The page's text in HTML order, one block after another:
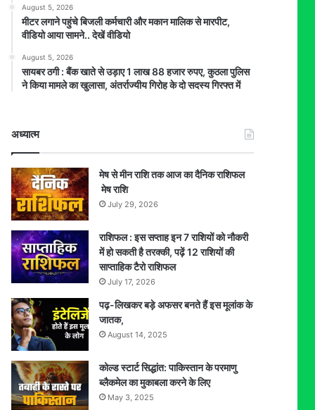
August 5, 2026
मीटर लगाने पहुंचे बिजली कर्मचारी और मकान मालिक से मारपीट,
वीडियो आया सामने.. देखें वीडियो
August 5, 2026
सायबर ठगी : बैंक खाते से उड़ाए 1 लाख 88 हजार रुपए, कुठला पुलिस
ने किया मामले का खुलासा, अंतर्राज्यीय गिरोह के दो सदस्य गिरफ्त में
अध्यात्म
मेष से मीन राशि तक आज का दैनिक राशिफल
मेष राशि
July 29, 2026
राशिफल : इस सप्ताह इन 7 राशियों को नौकरी
में हो सकती है तरक्की, पढ़ें 12 राशियों की
साप्ताहिक टैरो राशिफल
July 17, 2026
पढ़-लिखकर बड़े अफसर बनते हैं इस मूलांक के
जातक,
August 14, 2025
कोल्ड स्टार्ट सिद्धांत: पाकिस्तान के परमाणु
ब्लैकमेल का मुकाबला करने के लिए
May 3, 2025